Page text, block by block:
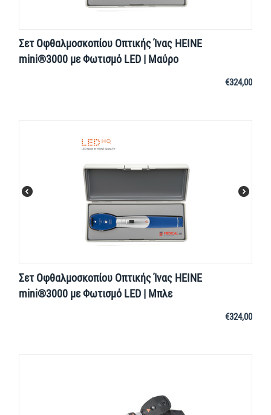
Σετ Οφθαλμοσκοπίου Οπτικής Ίνας HEINE
mini®3000 με Φωτισμό LED | Μαύρο
€324,00
Σετ Οφθαλμοσκοπίου Οπτικής Ίνας HEINE
mini®3000 με Φωτισμό LED | Μπλε
€324,00